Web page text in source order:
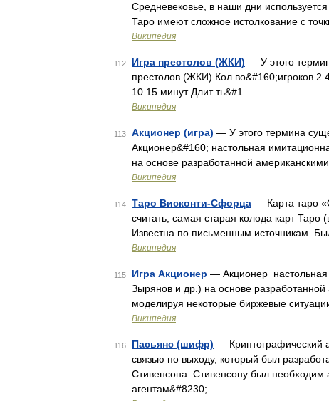
Средневековье, в наши дни
Таро имеют сложное истолкование с
Википедия
112 Игра престолов (ЖКИ) — У этого
престолов (ЖКИ) Кол во&#160;игроков 2
10 15 минут Длит ть&#1 …
Википедия
113 Акционер (игра) — У этого термина
Акционер&#160; настольная
на основе разработанной
Википедия
114 Таро Висконти-Сфорца — Карта таро
считать, самая старая колода карт Таро
Известна по письменным источникам.
Википедия
115 Игра Акционер — Акционер настольная
Зырянов и др.) на основе
моделируя некоторые биржевые
Википедия
116 Пасьянс (шифр) — Криптографический
связью по выходу, который был
Стивенсона. Стивенсону был
агентам&#8230; …